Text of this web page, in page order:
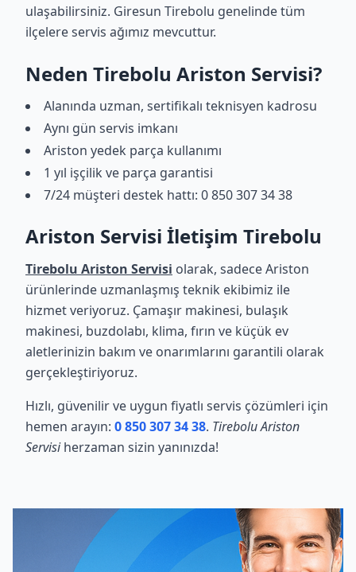
ulaşabilirsiniz. Giresun Tirebolu genelinde tüm
ilçelere servis ağımız mevcuttur.
Neden Tirebolu Ariston Servisi?
Alanında uzman, sertifikalı teknisyen kadrosu
Aynı gün servis imkanı
Ariston yedek parça kullanımı
1 yıl işçilik ve parça garantisi
7/24 müşteri destek hattı: 0 850 307 34 38
Ariston Servisi İletişim Tirebolu
Tirebolu Ariston Servisi olarak, sadece Ariston
ürünlerinde uzmanlaşmış teknik ekibimiz ile
hizmet veriyoruz. Çamaşır makinesi, bulaşık
makinesi, buzdolabı, klima, fırın ve küçük ev
aletlerinizin bakım ve onarımlarını garantili olarak
gerçekleştiriyoruz.
Hızlı, güvenilir ve uygun fiyatlı servis çözümleri için
hemen arayın: 0 850 307 34 38. Tirebolu Ariston
Servisiherzaman sizin yanınızda!